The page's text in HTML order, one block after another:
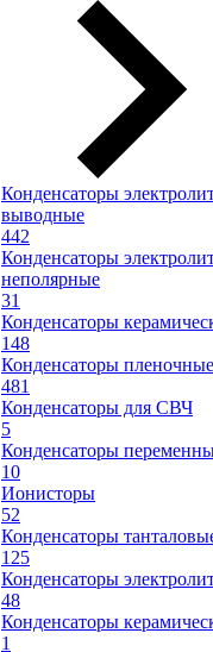
Конденсаторы
выводные
442
Конденсаторы
неполярные
31
Конденсаторы
148
Конденсаторы пленочные
481
Конденсаторы для СВЧ
5
Конденсаторы
10
Ионисторы
52
Конденсаторы
125
Конденсаторы
48
Конденсаторы
1